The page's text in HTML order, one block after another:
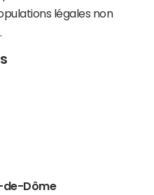
légales non
de-Dôme